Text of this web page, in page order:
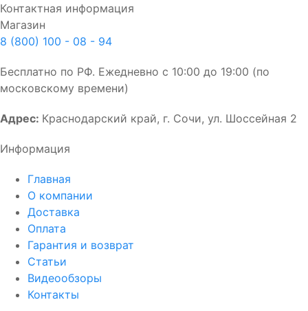
Контактная информация
Магазин
8 (800) 100 - 08 - 94
Бесплатно по РФ. Ежедневно с 10:00 до 19:00 (по
московскому времени)
Адрес: Краснодарский край, г. Сочи, ул. Шоссейная 2
Информация
Главная
О компании
Доставка
Оплата
Гарантия и возврат
Статьи
Видеообзоры
Контакты